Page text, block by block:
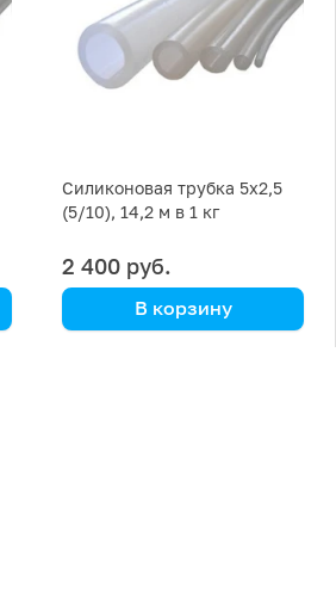
Силиконовая трубка 5х2,5
(5/10), 14,2 м в 1 кг
2 400 руб.
В корзину